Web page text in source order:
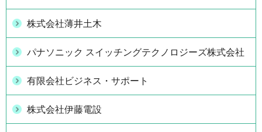
株式会社薄井土木
パナソニック スイッチングテクノロジーズ株式会社
有限会社ビジネス・サポート
株式会社伊藤電設